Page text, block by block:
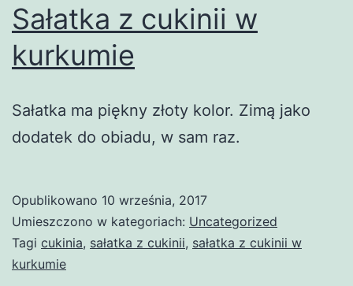
Sałatka z cukinii w
kurkumie
Sałatka ma piękny złoty kolor. Zimą jako
dodatek do obiadu, w sam raz.
Opublikowano 10 września, 2017
Umieszczono w kategoriach: Uncategorized
Tagi cukinia, sałatka z cukinii, sałatka z cukinii w
kurkumie